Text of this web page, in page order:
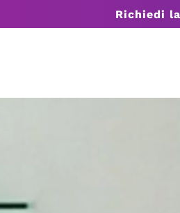
Richiedi